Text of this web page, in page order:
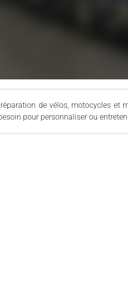
de vélos, motocycles et
pour personnaliser ou